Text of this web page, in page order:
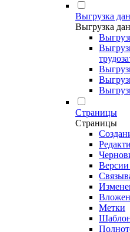
Выгрузка
Выгрузка
Страницы
Страницы
Метки